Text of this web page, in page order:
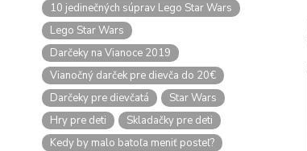
10 jedinečných súprav Lego Star Wars
Lego Star Wars
Darčeky na Vianoce 2019
Vianočný darček pre dievča do 20€
Darčeky pre dievčatá
Star Wars
Hry pre deti
Skladačky pre deti
Kedy by malo batoľa meniť posteľ?